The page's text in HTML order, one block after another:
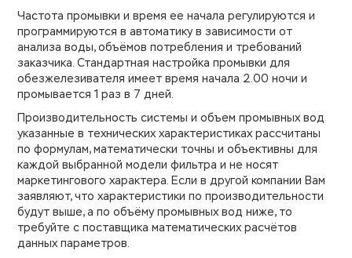
Частота промывки и время ее начала регулируются и
программируются в автоматику в зависимости от
анализа воды, объёмов потребления и требований
заказчика. Стандартная настройка промывки для
обезжелезивателя имеет время начала 2.00 ночи и
промывается 1 раз в 7 дней.
Производительность системы и объем промывных вод
указанные в технических характеристиках рассчитаны
по формулам, математически точны и объективны для
каждой выбранной модели фильтра и не носят
маркетингового характера. Если в другой компании Вам
заявляют, что характеристики по производительности
будут выше, а по объёму промывных вод ниже, то
требуйте с поставщика математических расчётов
данных параметров.